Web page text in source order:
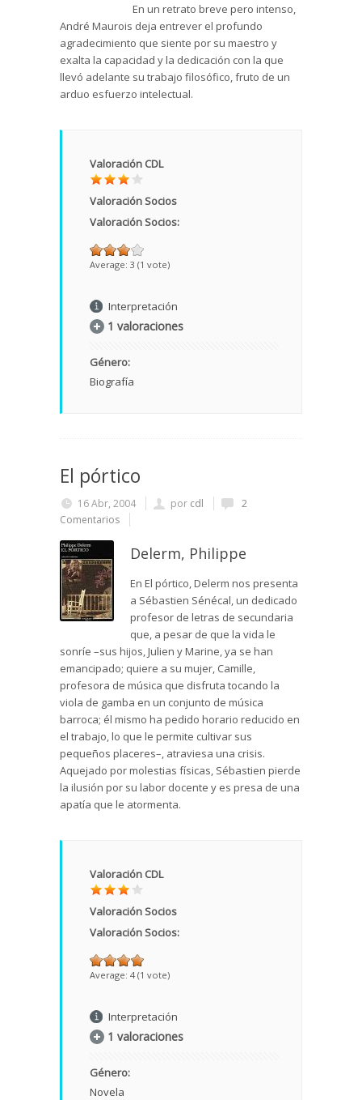
En un retrato breve pero intenso,
André Maurois deja entrever el profundo
agradecimiento que siente por su maestro y
exalta la capacidad y la dedicación con la que
llevó adelante su trabajo filosófico, fruto de un
arduo esfuerzo intelectual.
Valoración CDL
Valoración Socios
Valoración Socios:
Average: 3 (1 vote)
Interpretación
1 valoraciones
Género:
Biografía
El pórtico
16 Abr, 2004 por cdl
2
Comentarios
Delerm, Philippe
En El pórtico, Delerm nos presenta
a Sébastien Sénécal, un dedicado
profesor de letras de secundaria
que, a pesar de que la vida le
sonríe –sus hijos, Julien y Marine, ya se han
emancipado; quiere a su mujer, Camille,
profesora de música que disfruta tocando la
viola de gamba en un conjunto de música
barroca; él mismo ha pedido horario reducido en
el trabajo, lo que le permite cultivar sus
pequeños placeres–, atraviesa una crisis.
Aquejado por molestias físicas, Sébastien pierde
la ilusión por su labor docente y es presa de una
apatía que le atormenta.
Valoración CDL
Valoración Socios
Valoración Socios:
Average: 4 (1 vote)
Interpretación
1 valoraciones
Género:
Novela